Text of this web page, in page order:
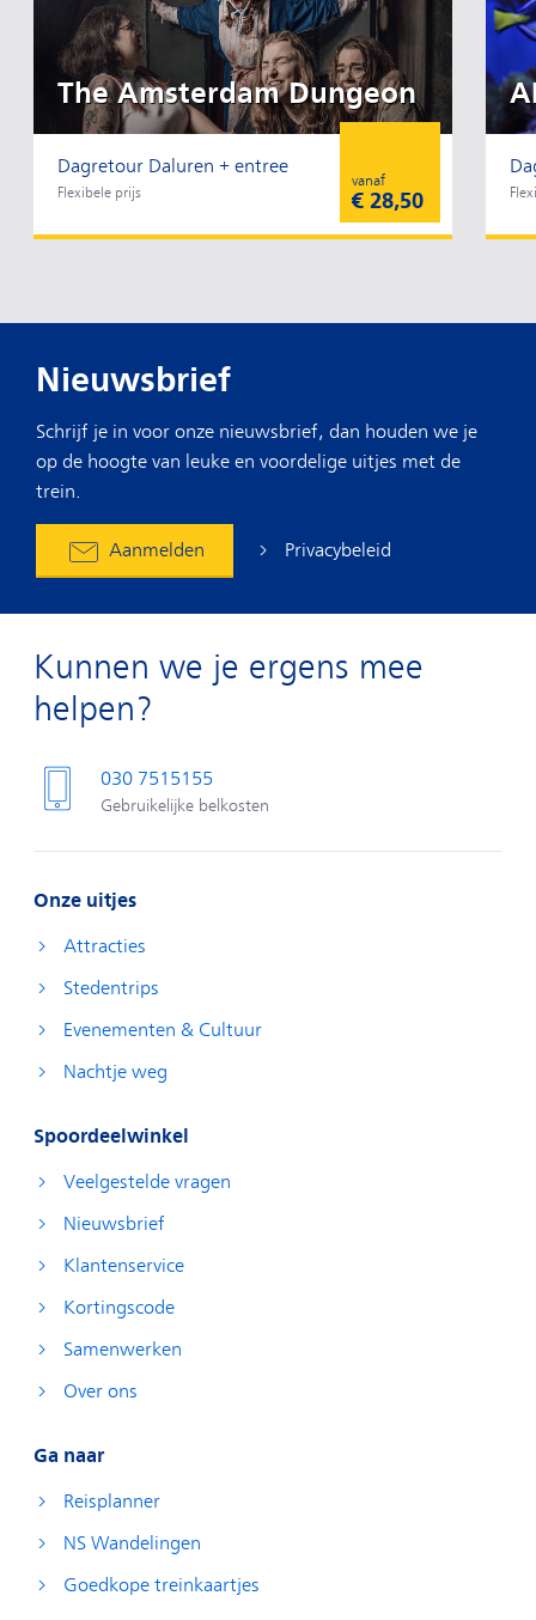
The Amsterdam Dungeon
Dagretour Daluren + entree
Flexibele prijs
vanaf
€ 28,50
Nieuwsbrief
Schrijf je in voor onze nieuwsbrief, dan houden we je
op de hoogte van leuke en voordelige uitjes met de
trein.
Aanmelden Privacybeleid
Kunnen we je ergens mee
helpen?
030 7515155
Gebruikelijke belkosten
Onze uitjes
Attracties
Stedentrips
Evenementen & Cultuur
Nachtje weg
Spoordeelwinkel
Veelgestelde vragen
Nieuwsbrief
Klantenservice
Kortingscode
Samenwerken
Over ons
Ga naar
Reisplanner
NS Wandelingen
Goedkope treinkaartjes